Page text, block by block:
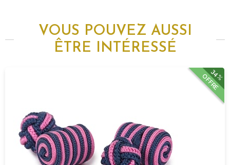
VOUS POUVEZ AUSSI
ÊTRE INTÉRESSÉ
34%
OFFRE